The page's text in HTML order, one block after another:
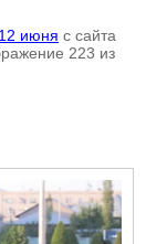
июня с сайта
223 из